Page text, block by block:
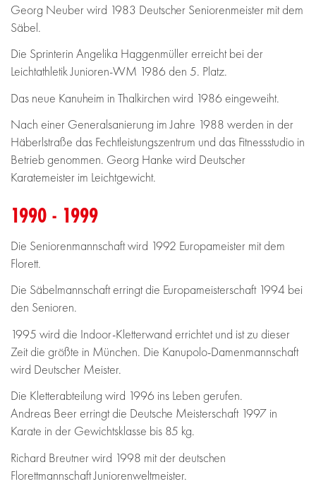
Georg Neuber wird 1983 Deutscher Seniorenmeister mit dem
Säbel.
Die Sprinterin Angelika Haggenmüller erreicht bei der
Leichtathletik Junioren-WM 1986 den 5. Platz.
Das neue Kanuheim in Thalkirchen wird 1986 eingeweiht.
Nach einer Generalsanierung im Jahre 1988 werden in der
Häberlstraße das Fechtleistungszentrum und das Fitnessstudio in
Betrieb genommen. Georg Hanke wird Deutscher
Karatemeister im Leichtgewicht.
1990 - 1999
Die Seniorenmannschaft wird 1992 Europameister mit dem
Florett.
Die Säbelmannschaft erringt die Europameisterschaft 1994 bei
den Senioren.
1995 wird die Indoor-Kletterwand errichtet und ist zu dieser
Zeit die größte in München. Die Kanupolo-Damenmannschaft
wird Deutscher Meister.
Die Kletterabteilung wird 1996 ins Leben gerufen.
Andreas Beer erringt die Deutsche Meisterschaft 1997 in
Karate in der Gewichtsklasse bis 85 kg.
Richard Breutner wird 1998 mit der deutschen
Florettmannschaft Juniorenweltmeister.